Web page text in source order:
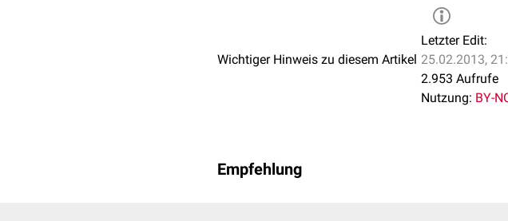
Wichtiger Hinweis zu diesem Artikel
Letzter Edit:
25.02.2013,
2.953 Aufrufe
Nutzung: BY-
Empfehlung